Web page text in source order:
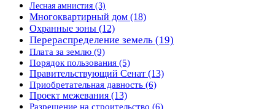
Лесная амнистия (3)
Многоквартирный дом (18)
Охранные зоны (12)
Перераспределение земель (19)
Плата за землю (9)
Порядок пользования (5)
Правительствующий Сенат (13)
Приобретательная давность (6)
Проект межевания (13)
Разрешение на строительство (6)